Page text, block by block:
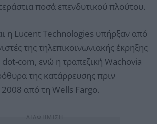
ποσά επενδυτικού πλούτου.
η Lucent Technologies υπήρξαν από
της τηλεπικοινωνιακής έκρηξης
com, ενώ η τραπεζική Wachovia
της κατάρρευσης πριν
2008 από τη Wells Fargo.